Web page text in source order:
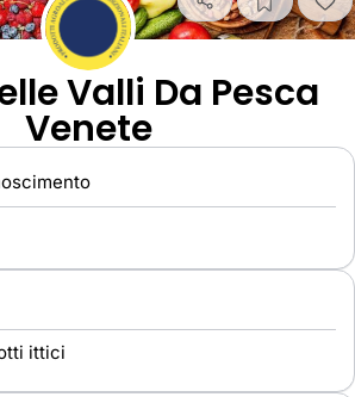
Valli Da Pesca
Venete
ittici